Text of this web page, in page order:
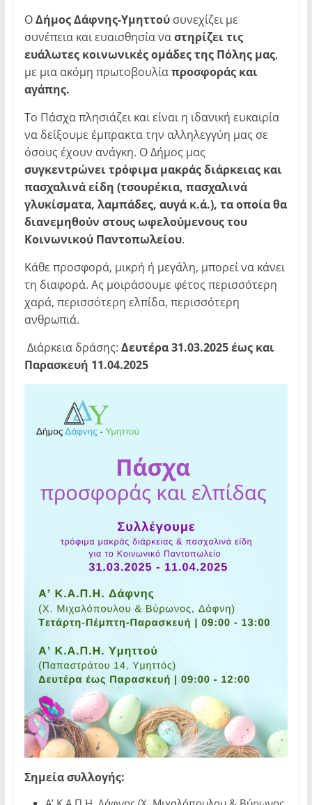
ΟΔήμος Δάφνης-Υμηττούσυνεχίζει με
συνέπεια και ευαισθησία ναστηρίζει τις
ευάλωτες κοινωνικές ομάδες της Πόλης μας,
με μια ακόμη πρωτοβουλίαπροσφοράς και
αγάπης.
Το Πάσχα πλησιάζει και είναι η ιδανική ευκαιρία
να δείξουμε έμπρακτα την αλληλεγγύη μας σε
όσους έχουν ανάγκη. Ο Δήμος μας
συγκεντρώνει τρόφιμα μακράς διάρκειας και
πασχαλινά είδη (τσουρέκια, πασχαλινά
γλυκίσματα, λαμπάδες, αυγά κ.ά.), τα οποία θα
διανεμηθούν στους ωφελούμενους του
Κοινωνικού Παντοπωλείου.
Κάθε προσφορά, μικρή ή μεγάλη, μπορεί να κάνει
τη διαφορά. Ας μοιράσουμε φέτος περισσότερη
χαρά, περισσότερη ελπίδα, περισσότερη
ανθρωπιά.
Διάρκεια δράσης: Δευτέρα 31.03.2025 έως και
Παρασκευή 11.04.2025
Σημεία συλλογής: